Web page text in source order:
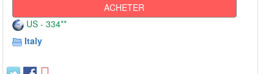
ACHETER
US - 334**
Italy